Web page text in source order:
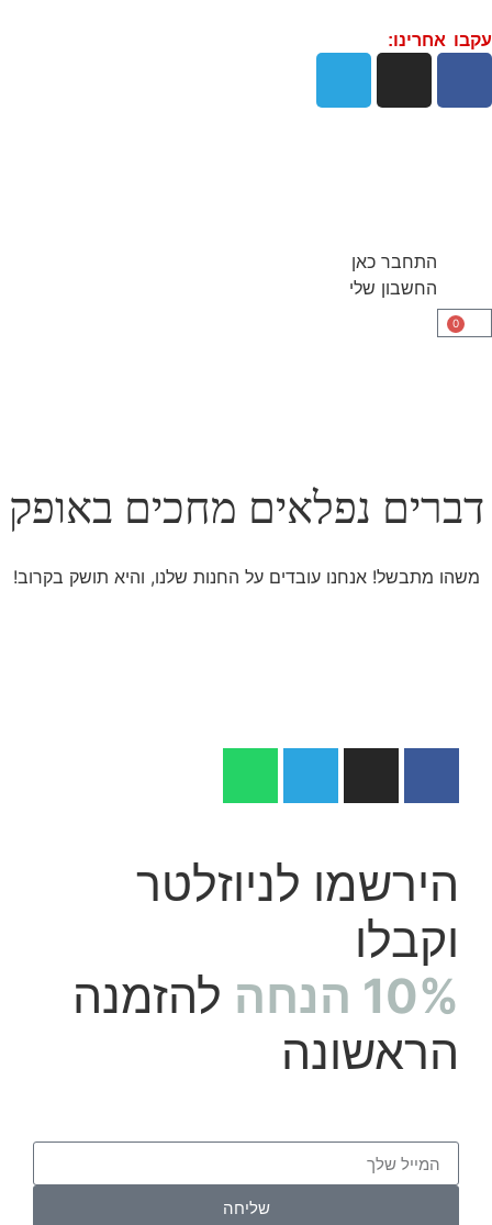
עקבו אחרינו:
התחבר כאן
החשבון שלי
0
דברים נפלאים מחכים באופק
משהו מתבשל! אנחנו עובדים על החנות שלנו, והיא תושק בקרוב!
הירשמו לניוזלטר
וקבלו
10% הנחה
להזמנה
הראשונה
שליחה